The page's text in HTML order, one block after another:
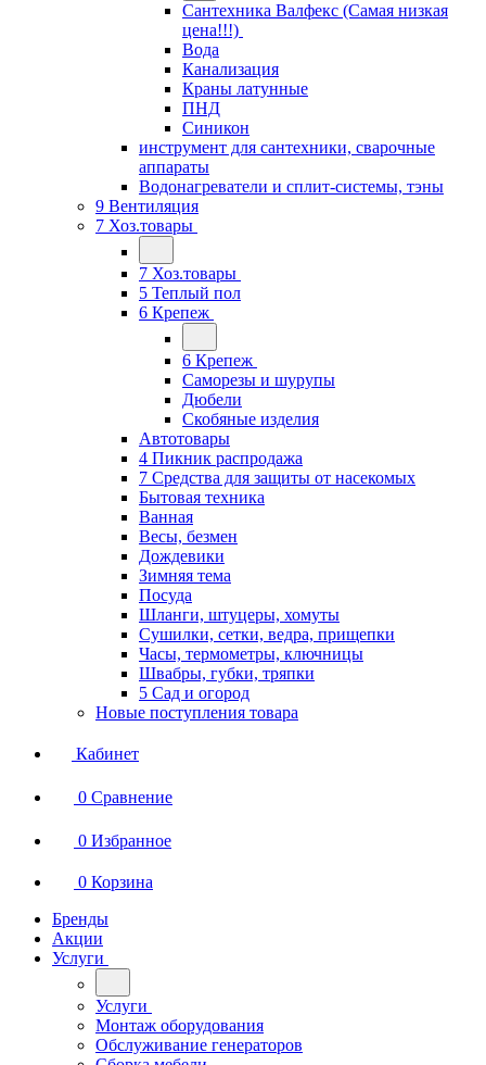
Сантехника Валфекс (Самая низкая
цена!!!)
Вода
Канализация
Краны латунные
ПНД
Синикон
инструмент для сантехники, сварочные
аппараты
Водонагреватели и сплит-системы, тэны
9 Вентиляция
7 Хоз.товары
7 Хоз.товары
5 Теплый пол
6 Крепеж
6 Крепеж
Саморезы и шурупы
Дюбели
Скобяные изделия
Автотовары
4 Пикник распродажа
7 Средства для защиты от насекомых
Бытовая техника
Ванная
Весы, безмен
Дождевики
Зимняя тема
Посуда
Шланги, штуцеры, хомуты
Сушилки, сетки, ведра, прищепки
Часы, термометры, ключницы
Швабры, губки, тряпки
5 Сад и огород
Новые поступления товара
Кабинет
0 Сравнение
0 Избранное
0 Корзина
Бренды
Акции
Услуги
Услуги
Монтаж оборудования
Обслуживание генераторов